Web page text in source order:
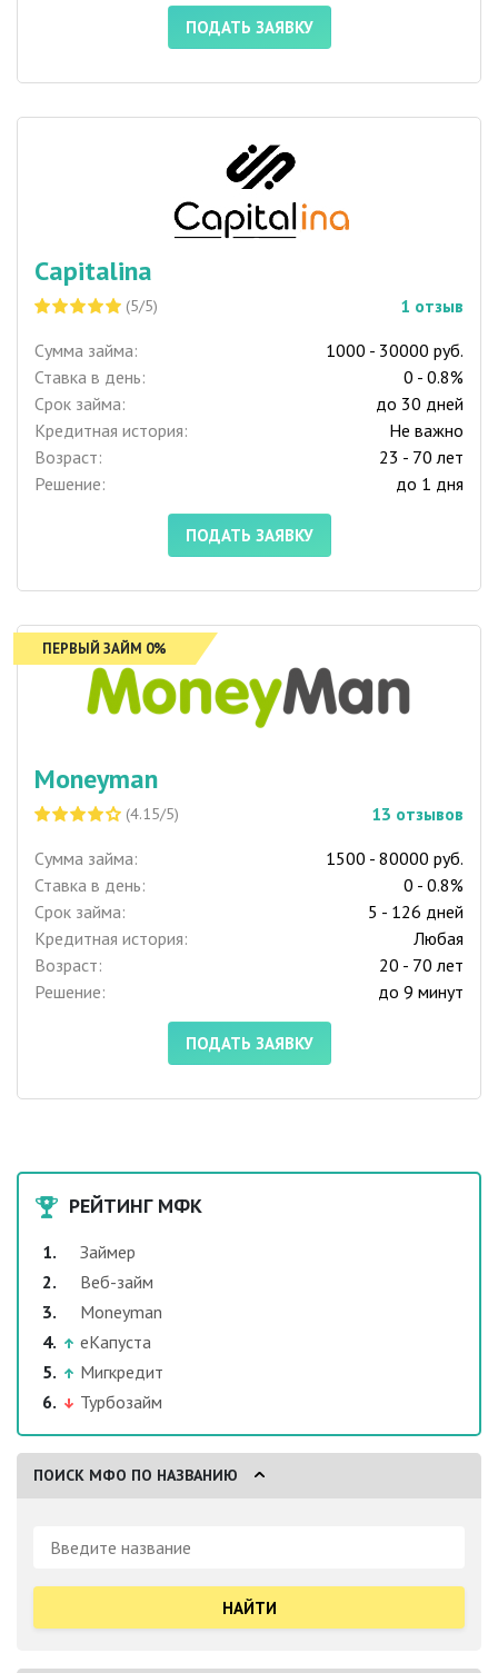
ПОДАТЬ ЗАЯВКУ
Capitalina
(5/5) 1 отзыв
Сумма займа:
1000 - 30000 руб.
Ставка в день:
0 - 0.8%
Срок займа:
до 30 дней
Кредитная история:
Не важно
Возраст:
23 - 70 лет
Решение:
до 1 дня
ПОДАТЬ ЗАЯВКУ
ПЕРВЫЙ ЗАЙМ 0%
Moneyman
(4.15/5) 13 отзывов
Сумма займа:
1500 - 80000 руб.
Ставка в день:
0 - 0.8%
Срок займа:
5 - 126 дней
Кредитная история:
Любая
Возраст:
20 - 70 лет
Решение:
до 9 минут
ПОДАТЬ ЗАЯВКУ
РЕЙТИНГ МФК
Займер
Веб-займ
Moneyman
еКапуста
Мигкредит
Турбозайм
ПОИСК МФО ПО НАЗВАНИЮ
Поиск: